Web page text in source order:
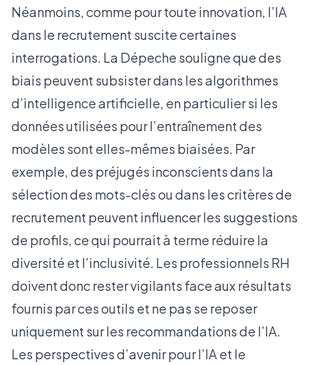
Néanmoins, comme pour toute innovation, l’IA
dans le recrutement suscite certaines
interrogations. La Dépeche souligne que des
biais peuvent subsister dans les algorithmes
d’intelligence artificielle, en particulier si les
données utilisées pour l’entraînement des
modèles sont elles-mêmes biaisées. Par
exemple, des préjugés inconscients dans la
sélection des mots-clés ou dans les critères de
recrutement peuvent influencer les suggestions
de profils, ce qui pourrait à terme réduire la
diversité et l’inclusivité. Les professionnels RH
doivent donc rester vigilants face aux résultats
fournis par ces outils et ne pas se reposer
uniquement sur les recommandations de l’IA.
Les perspectives d’avenir pour l’IA et le